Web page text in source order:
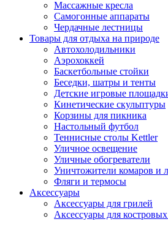
Массажные кресла
Самогонные аппараты
Чердачные лестницы
Товары для отдыха на природе
Автохолодильники
Аэрохоккей
Баскетбольные стойки
Беседки, шатры и тенты
Детские игровые
Кинетические скульптуры
Корзины для пикника
Настольный футбол
Теннисные столы Kettler
Уличное освещение
Уличные обогреватели
Уничтожители комаров и
Фляги и термосы
Аксессуары
Аксессуары для грилей
Аксессуары для